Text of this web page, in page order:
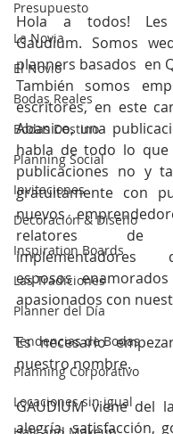
Presupuesto
La Novia
El Novio
Bodas Reales
Bodas Destino
Planning Social
Invitaciones
Decoración & Diseño
Inspiration Boards
Las Tradiciones
Planner del Día
Tendencias de Bodas
Planning Corporativo
Locaciones sin igual
Hola a todos!
Gaudium. Somos
planners basados  en
También somos
escritores, en este
Abanico, una
habla de todo lo
publicaciones no y
gratuitamente con
nuevos
relatores de
implementadores
esposos
apasionados con
Es necesario
nuestro nombre.
GAUDIUM viene del
alegría, satisfacción,